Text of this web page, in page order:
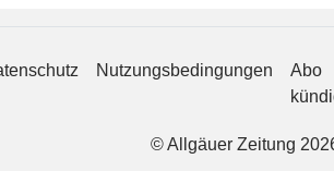
Nutzungsbedingungen
Abo
© Allgäuer Zeitung